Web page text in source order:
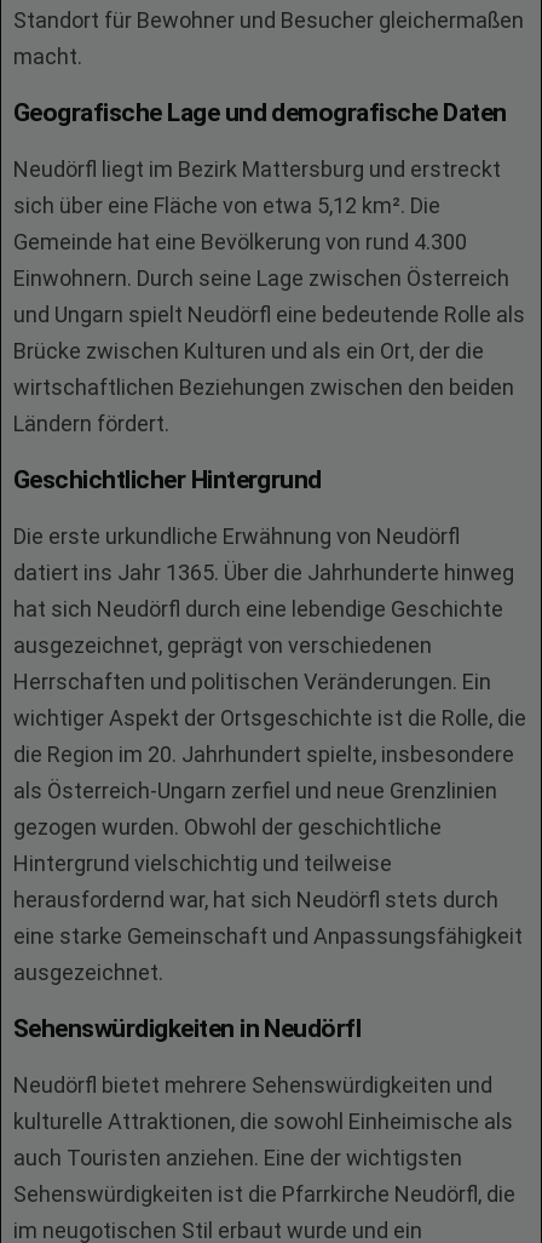
Standort für Bewohner und Besucher gleichermaßen
macht.
Geografische Lage und demografische Daten
Neudörfl liegt im Bezirk Mattersburg und erstreckt
sich über eine Fläche von etwa 5,12 km². Die
Gemeinde hat eine Bevölkerung von rund 4.300
Einwohnern. Durch seine Lage zwischen Österreich
und Ungarn spielt Neudörfl eine bedeutende Rolle als
Brücke zwischen Kulturen und als ein Ort, der die
wirtschaftlichen Beziehungen zwischen den beiden
Ländern fördert.
Geschichtlicher Hintergrund
Die erste urkundliche Erwähnung von Neudörfl
datiert ins Jahr 1365. Über die Jahrhunderte hinweg
hat sich Neudörfl durch eine lebendige Geschichte
ausgezeichnet, geprägt von verschiedenen
Herrschaften und politischen Veränderungen. Ein
wichtiger Aspekt der Ortsgeschichte ist die Rolle, die
die Region im 20. Jahrhundert spielte, insbesondere
als Österreich-Ungarn zerfiel und neue Grenzlinien
gezogen wurden. Obwohl der geschichtliche
Hintergrund vielschichtig und teilweise
herausfordernd war, hat sich Neudörfl stets durch
eine starke Gemeinschaft und Anpassungsfähigkeit
ausgezeichnet.
Sehenswürdigkeiten in Neudörfl
Neudörfl bietet mehrere Sehenswürdigkeiten und
kulturelle Attraktionen, die sowohl Einheimische als
auch Touristen anziehen. Eine der wichtigsten
Sehenswürdigkeiten ist die Pfarrkirche Neudörfl, die
im neugotischen Stil erbaut wurde und ein